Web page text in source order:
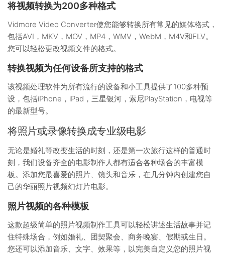
将视频转换为200多种格式
Vidmore Video Converter使您能够转换所有常见的媒体格式，
包括AVI，MKV，MOV，MP4，WMV，WebM，M4V和FLV。
您可以轻松更改视频文件的格式。
转换视频为任何设备所支持的格式
该视频处理软件为所有流行的设备和小工具提供了100多种预
设，包括iPhone，iPad，三星银河，索尼PlayStation，电视等
的最新型号。
将照片或录像转换成专业级电影
无论是婚礼等改变生活的时刻，还是第一次旅行这样的普通时
刻，我们设备齐全的电影制作人都有适合各种场合的丰富模
板。添加您最喜爱的照片、镜头和音乐，在几分钟内创建您自
己的华丽照片视频幻灯片电影。
照片视频的各种模板
这款超级简单的照片视频制作工具可以轻松讲述生活故事并记
住特殊场合，例如婚礼、团契聚会、商务晚宴、假期或生日。
您还可以添加音乐、文字、效果等，以完美自定义您的照片视